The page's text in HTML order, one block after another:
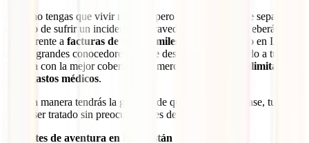
Ojalá no tengas que vivir nada así pero es importante que sepas que
en caso de sufrir un incidente de gravedad en este país, deberás
hacer frente a facturas de miles y miles de euros
. Como en IATI
somos grandes conocedores de este destino, hemos dotado a tu IATI
Estrella con la mejor cobertura del mercado:
cobertura ilimitada
para gastos médicos.
De esta manera tendrás la garantía de que, pase lo que pase, tu caso
podrá ser tratado sin preocupaciones de gastos.
Deportes de aventura en Kazajistán